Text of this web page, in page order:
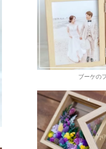
ブーケの